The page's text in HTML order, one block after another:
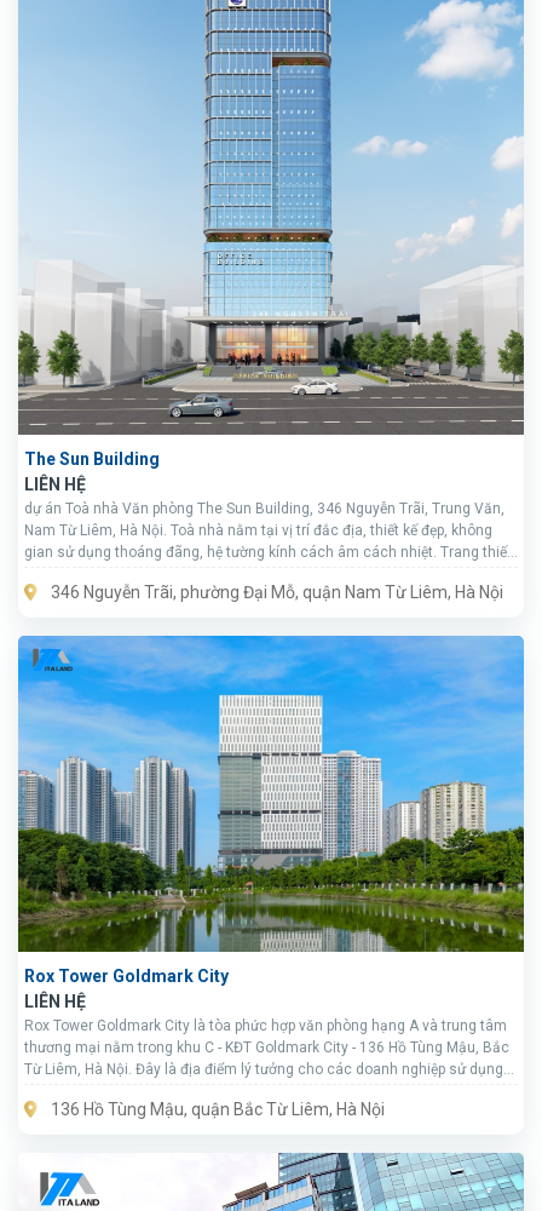
The Sun Building
LIÊN HỆ
dự án Toà nhà Văn phòng The Sun Building, 346 Nguyễn Trãi, Trung Văn,
Nam Từ Liêm, Hà Nội. Toà nhà nằm tại vị trí đắc địa, thiết kế đẹp, không
gian sử dụng thoáng đãng, hệ tường kính cách âm cách nhiệt. Trang thiết
phát triển, giao thông thuận lợi, giá thuê cạnh tranh.
346 Nguyễn Trãi, phường Đại Mỗ, quận Nam Từ Liêm, Hà Nội
Rox Tower Goldmark City
LIÊN HỆ
Rox Tower Goldmark City là tòa phức hợp văn phòng hạng A và trung tâm
thương mại nằm trong khu C - KĐT Goldmark City - 136 Hồ Tùng Mậu, Bắc
Từ Liêm, Hà Nội. Đây là địa điểm lý tưởng cho các doanh nghiệp sử dụng
136 Hồ Tùng Mậu, quận Bắc Từ Liêm, Hà Nội